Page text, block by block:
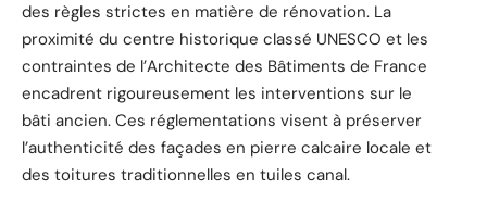
des règles strictes en matière de rénovation. La
proximité du centre historique classé UNESCO et les
contraintes de l’Architecte des Bâtiments de France
encadrent rigoureusement les interventions sur le
bâti ancien. Ces réglementations visent à préserver
l’authenticité des façades en pierre calcaire locale et
des toitures traditionnelles en tuiles canal.